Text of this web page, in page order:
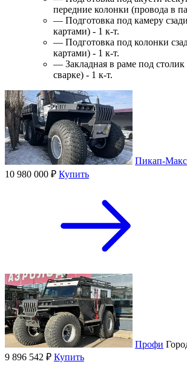
передние колонки (провода в
— Подготовка под камеру
картами) - 1 к-т.
— Подготовка под колонки
картами) - 1 к-т.
— Закладная в раме под столик
сварке) - 1 к-т.
Пикап-Макс
10 980 000 ₽ Купить
Профи
9 896 542 ₽ Купить